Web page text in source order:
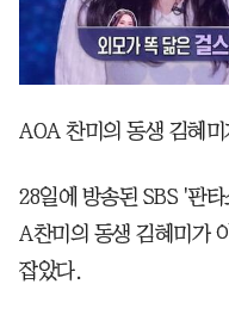
AOA 찬미의 동생 김혜
28일에 방송된 SBS '판
A찬미의 동생 김혜미가
잡았다.